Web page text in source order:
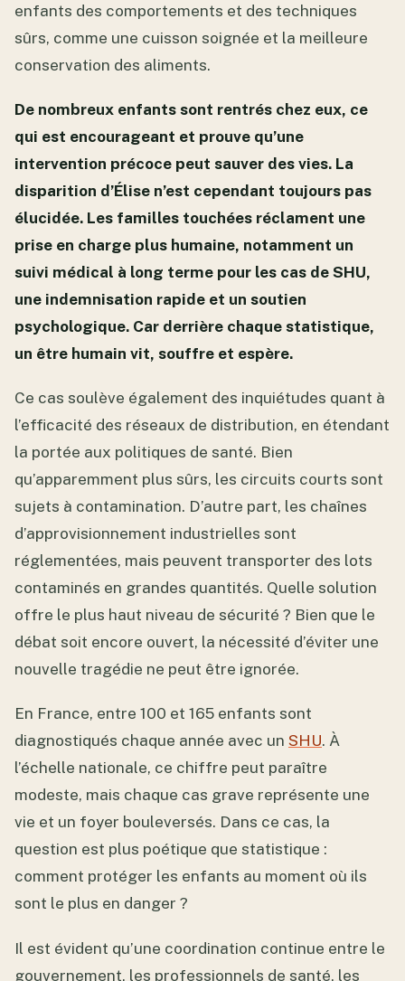
enfants des comportements et des techniques
sûrs, comme une cuisson soignée et la meilleure
conservation des aliments.
De nombreux enfants sont rentrés chez eux, ce
qui est encourageant et prouve qu’une
intervention précoce peut sauver des vies. La
disparition d’Élise n’est cependant toujours pas
élucidée. Les familles touchées réclament une
prise en charge plus humaine, notamment un
suivi médical à long terme pour les cas de SHU,
une indemnisation rapide et un soutien
psychologique. Car derrière chaque statistique,
un être humain vit, souffre et espère.
Ce cas soulève également des inquiétudes quant à
l’efficacité des réseaux de distribution, en étendant
la portée aux politiques de santé. Bien
qu’apparemment plus sûrs, les circuits courts sont
sujets à contamination. D’autre part, les chaînes
d’approvisionnement industrielles sont
réglementées, mais peuvent transporter des lots
contaminés en grandes quantités. Quelle solution
offre le plus haut niveau de sécurité ? Bien que le
débat soit encore ouvert, la nécessité d’éviter une
nouvelle tragédie ne peut être ignorée.
En France, entre 100 et 165 enfants sont
diagnostiqués chaque année avec un SHU. À
l’échelle nationale, ce chiffre peut paraître
modeste, mais chaque cas grave représente une
vie et un foyer bouleversés. Dans ce cas, la
question est plus poétique que statistique :
comment protéger les enfants au moment où ils
sont le plus en danger ?
Il est évident qu’une coordination continue entre le
gouvernement, les professionnels de santé, les